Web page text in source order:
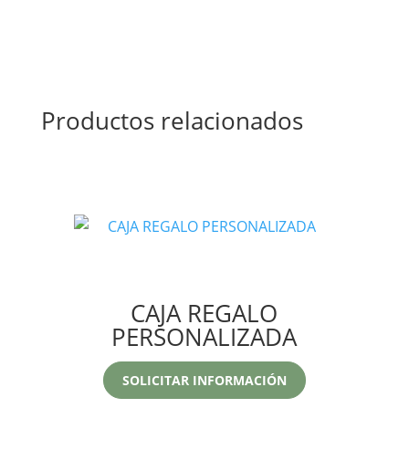
Productos relacionados
CAJA REGALO
PERSONALIZADA
SOLICITAR INFORMACIÓN